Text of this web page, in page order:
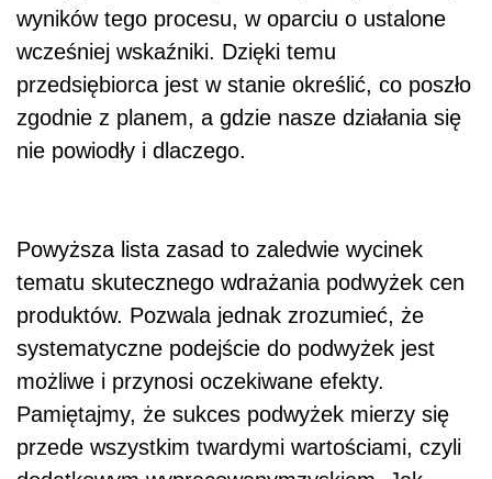
wyników tego procesu, w oparciu o ustalone
wcześniej wskaźniki. Dzięki temu
przedsiębiorca jest w stanie określić, co poszło
zgodnie z planem, a gdzie nasze działania się
nie powiodły i dlaczego.
Powyższa lista zasad to zaledwie wycinek
tematu skutecznego wdrażania podwyżek cen
produktów. Pozwala jednak zrozumieć, że
systematyczne podejście do podwyżek jest
możliwe i przynosi oczekiwane efekty.
Pamiętajmy, że sukces podwyżek mierzy się
przede wszystkim twardymi wartościami, czyli